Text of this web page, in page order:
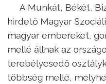
A Munkát, Békét,
hirdető Magyar
magyar embereket,
mellé állnak az
terebélyesedő
többség mellé,